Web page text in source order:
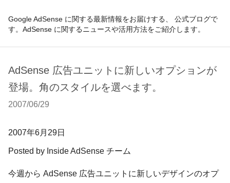
Google AdSense に関する最新情報をお届けする、 公式ブログで
す。AdSense に関するニュースや活用方法をご紹介します。
AdSense 広告ユニットに新しいオプションが
登場。角のスタイルを選べます。
2007/06/29
2007年6月 29日
Posted by Inside AdSense チーム
今週から AdSense 広告ユニットに新しいデザインのオプ